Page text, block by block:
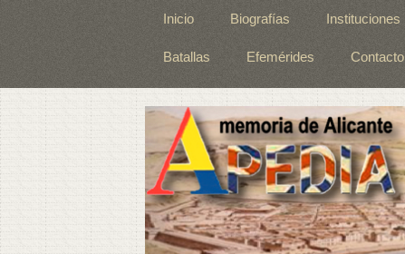
Inicio Biografías Instituciones
Batallas Efemérides Contacto